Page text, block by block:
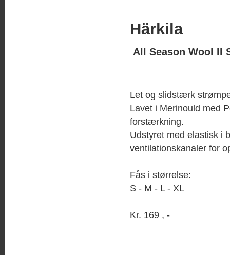
Härkila
All Season Wool II
Let og slidstærk
Lavet i Merinould med
forstærkning.
Udstyret med elastisk i
ventilationskanaler for
Fås i størrelse:
S - M - L - XL
Kr. 169 , -